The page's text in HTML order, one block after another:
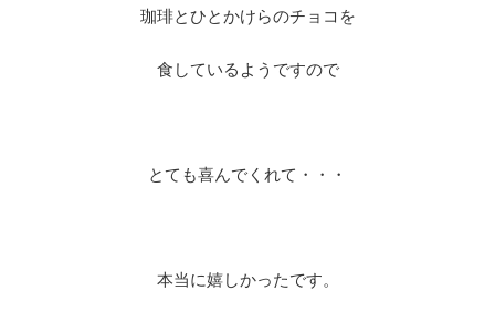
珈琲とひとかけらのチョコを
食しているようですので
とても喜んでくれて・・・
本当に嬉しかったです。